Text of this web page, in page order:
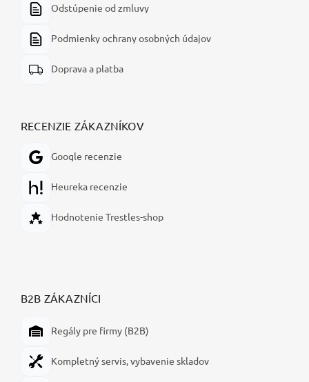
Odstúpenie od zmluvy
Podmienky ochrany osobných údajov
Doprava a platba
RECENZIE ZÁKAZNÍKOV
Google recenzie
Heureka recenzie
Hodnotenie Trestles-shop
B2B ZÁKAZNÍCI
Regály pre firmy (B2B)
Kompletný servis, vybavenie skladov